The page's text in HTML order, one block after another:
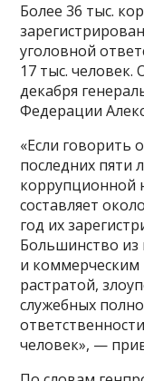
Более 36 тыс.
уголовной
17 тыс.
декабря
Федерации
«Если говорить
последних пяти
коррупционной
составляет
год их
Большинство из
и
растратой,
служебных
человек», —